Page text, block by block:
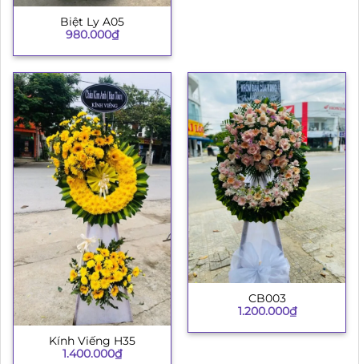
Biệt Ly A05
980.000₫
Kính Viếng H35
1.400.000₫
CB003
1.200.000₫